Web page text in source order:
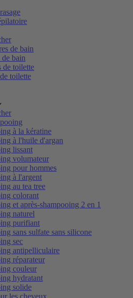
de bain
de bain
de toilette
toilette
à la kératine
à l'huile d'argan
lissant
volumateur
pour hommes
à l'argent
au tea tree
colorant
et après-shampooing 2 en 1
naturel
purifiant
sans sulfate sans silicone
sec
antipelliculaire
réparateur
couleur
hydratant
solide
les cheveux